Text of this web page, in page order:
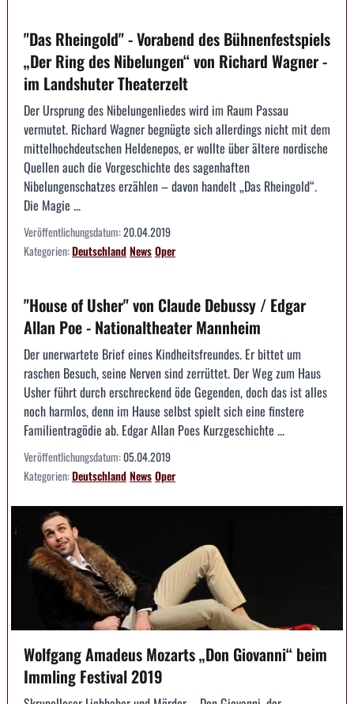
"Das Rheingold" - Vorabend des Bühnenfestspiels
„Der Ring des Nibelungen“ von Richard Wagner -
im Landshuter Theaterzelt
Der Ursprung des Nibelungenliedes wird im Raum Passau
vermutet. Richard Wagner begnügte sich allerdings nicht mit dem
mittelhochdeutschen Heldenepos, er wollte über ältere nordische
Quellen auch die Vorgeschichte des sagenhaften
Nibelungenschatzes erzählen – davon handelt „Das Rheingold“.
Die Magie ...
Veröffentlichungsdatum:20.04.2019
Kategorien:DeutschlandNewsOper
"House of Usher" von Claude Debussy / Edgar
Allan Poe - Nationaltheater Mannheim
Der unerwartete Brief eines Kindheitsfreundes. Er bittet um
raschen Besuch, seine Nerven sind zerrüttet. Der Weg zum Haus
Usher führt durch erschreckend öde Gegenden, doch das ist alles
noch harmlos, denn im Hause selbst spielt sich eine finstere
Familientragödie ab. Edgar Allan Poes Kurzgeschichte ...
Veröffentlichungsdatum:05.04.2019
Kategorien:DeutschlandNewsOper
Wolfgang Amadeus Mozarts „Don Giovanni“ beim
Immling Festival 2019